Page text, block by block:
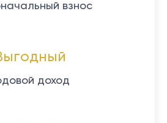
взнос
доход